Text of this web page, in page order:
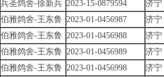
兵圣鸽舍-徐新兵 2023-15-0879594
济宁
伯雅鸽舍-王东鲁 2023-01-0456987
济宁
伯雅鸽舍-王东鲁 2023-01-0456988
济宁
伯雅鸽舍-王东鲁 2023-01-0456989
济宁
伯雅鸽舍-王东鲁 2023-01-0456998
济宁